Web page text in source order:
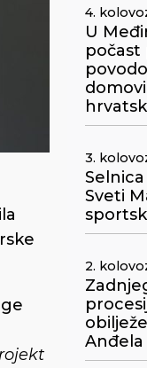
4.
U
3.
Sveti
2.
Anđela